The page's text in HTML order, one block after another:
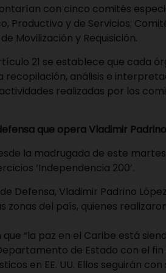
con cinco comités
Productivo y de Servicios;
Movilización y Requisición.
21 se establece que cada
recopilación, análisis e
realizadas por los
que opera Vladimir
la madrugada de este
‘Independencia 200’.
Defensa, Vladimir Padrino
zonas del país, quienes
que “la paz en el Caribe está
de Estado con el
en EE. UU. Ellos seguirán